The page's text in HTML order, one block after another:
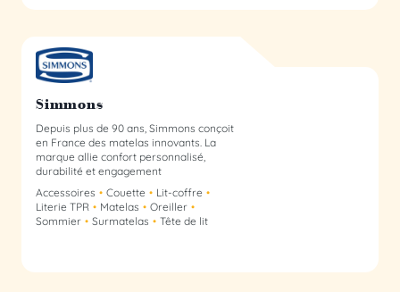
Simmons membre du collectif
Simmons
Depuis plus de 90 ans, Simmons conçoit
en France des matelas innovants. La
marque allie confort personnalisé,
durabilité et engagement
Accessoires Couette
Lit-coffre
Literie TPR
Matelas
Oreiller
Sommier
Surmatelas Tête de lit